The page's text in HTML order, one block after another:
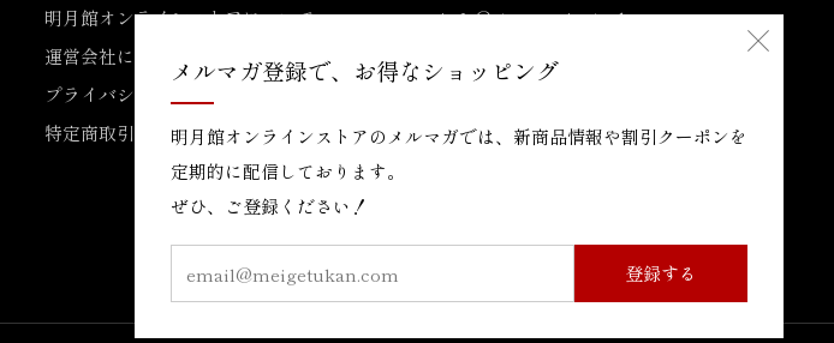
メルマガ登録で、お得なショッピング
明月館オンラインストアのメルマガでは、新商品情報や割引クーポンを
定期的に配信しております。
ぜひ、ご登録ください！
登録する
明月館オンラインストアについて
運営会社について
プライバシーポリシー
特定商取引法に基づく表記
info@store.meigetsukan.com
小橋町11-7, MGビル２F
543-0028 日本